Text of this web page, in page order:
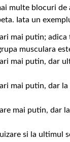
multe blocuri
Iata un
mai putin;
musculara
mai putin, dar
mai putin, dar
mai putin, dar
si la ultimul